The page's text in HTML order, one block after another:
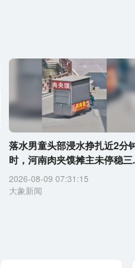
落水男童头部浸水挣扎近2分
时，河南肉夹馍摊主未停稳三
2026-08-09 07:31:15
大象新闻